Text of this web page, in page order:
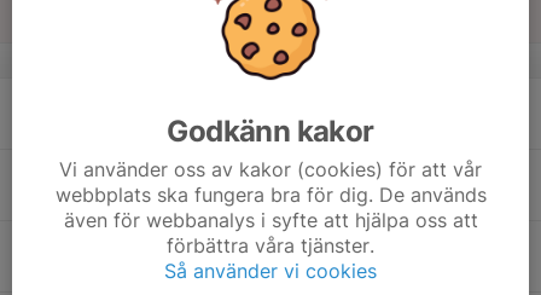
v.34
Godkänn kakor
Vi använder oss av kakor (cookies) för att vår
webbplats ska fungera bra för dig. De används
även för webbanalys i syfte att hjälpa oss att
förbättra våra tjänster.
Så använder vi cookies